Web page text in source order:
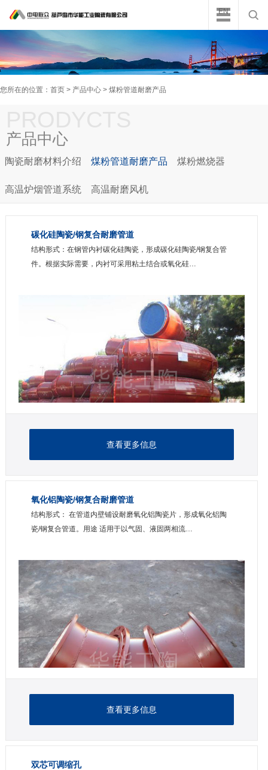
EN
您所在的位置： 首页 > 产品中心 > 煤粉管道耐磨产品
产品中心
陶瓷耐磨材料介绍 煤粉管道耐磨产品 煤粉燃烧器
高温炉烟管道系统 高温耐磨风机
碳化硅陶瓷/钢复合耐磨管道
结构形式：在钢管内衬碳化硅陶瓷，形成碳化硅陶瓷/钢复合管
件。根据实际需要，内衬可采用粘土结合或氧化硅…
查看更多信息
氧化铝陶瓷/钢复合耐磨管道
结构形式： 在管道内壁铺设耐磨氧化铝陶瓷片，形成氧化铝陶
瓷/钢复合管道。用途 适用于以气固、液固两相流…
查看更多信息
双芯可调缩孔